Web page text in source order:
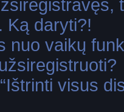
Ką daryti?!
nuo vaikų
visus